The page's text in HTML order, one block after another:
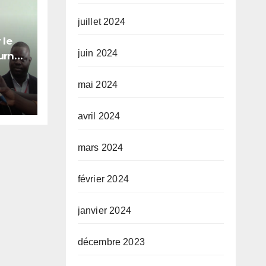
le
juillet 2024
juin 2024
mai 2024
avril 2024
mars 2024
février 2024
janvier 2024
décembre 2023